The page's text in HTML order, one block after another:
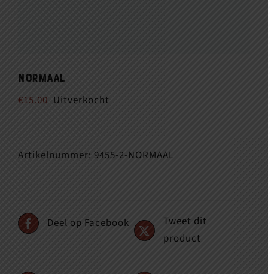
Normaal
€15.00 Uitverkocht
Artikelnummer: 9455-2-NORMAAL
Deel op Facebook
Tweet dit
product